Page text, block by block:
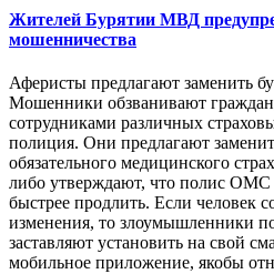
Жителей Бурятии МВД
мошенничества
Аферисты предлагают заменить
Мошенники обзванивают граждан,
сотрудниками различных
полиция. Они предлагают
обязательного медицинского
либо утверждают, что полис
быстрее продлить. Если человек
изменения, то злоумышленники
заставляют установить на свой
мобильное приложение, якобы